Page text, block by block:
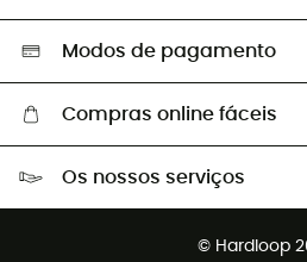
Seleção eco-responsável
Modos de pagamento
Compras online fáceis
Os nossos serviços
© Hardloop